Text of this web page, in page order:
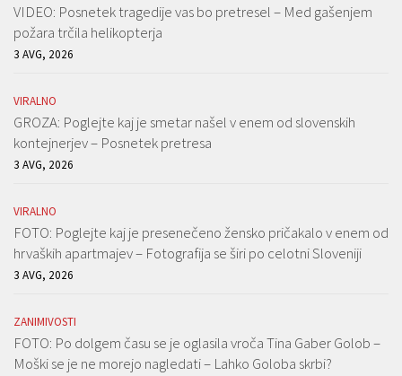
VIDEO: Posnetek tragedije vas bo pretresel – Med gašenjem
požara trčila helikopterja
3 AVG, 2026
VIRALNO
GROZA: Poglejte kaj je smetar našel v enem od slovenskih
kontejnerjev – Posnetek pretresa
3 AVG, 2026
VIRALNO
FOTO: Poglejte kaj je presenečeno žensko pričakalo v enem od
hrvaških apartmajev – Fotografija se širi po celotni Sloveniji
3 AVG, 2026
ZANIMIVOSTI
FOTO: Po dolgem času se je oglasila vroča Tina Gaber Golob –
Moški se je ne morejo nagledati – Lahko Goloba skrbi?